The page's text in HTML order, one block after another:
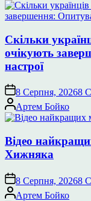
Скільки
очікують
настрої
8 Серпня, 20268
Опубліковано
Артем Бойко
Відео
Хижняка
8 Серпня, 20268
Опубліковано
Артем Бойко